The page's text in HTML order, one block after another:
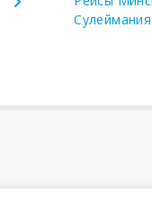
Сулеймания